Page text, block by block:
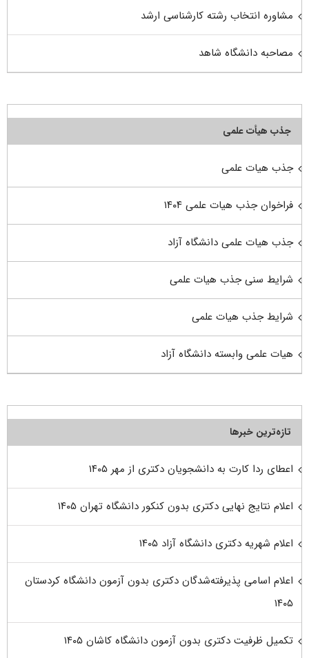
مشاوره انتخاب رشته کارشناسی ارشد
مصاحبه دانشگاه شاهد
جذب هیأت علمی
جذب هیات علمی
فراخوان جذب هیات علمی ۱۴۰۴
جذب هیات علمی دانشگاه آزاد
شرایط سنی جذب هیات علمی
شرایط جذب هیات علمی
هیات علمی وابسته دانشگاه آزاد
تازه‌ترین خبرها
اعطای ردا کارت به دانشجویان دکتری از مهر ۱۴۰۵
اعلام نتایج نهایی دکتری بدون کنکور دانشگاه تهران ۱۴۰۵
اعلام شهریه دکتری دانشگاه آزاد ۱۴۰۵
اعلام اسامی پذیرفته‌شدگان دکتری بدون آزمون دانشگاه کردستان
۱۴۰۵
تکمیل ظرفیت دکتری بدون آزمون دانشگاه کاشان ۱۴۰۵